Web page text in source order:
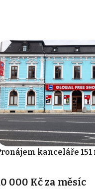
kanceláře 151
000 Kč za měsíc